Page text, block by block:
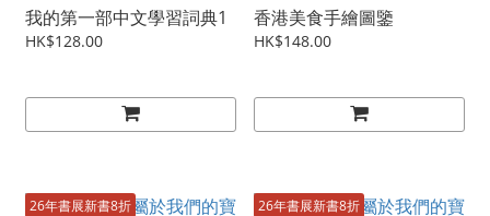
我的第一部中文學習詞典1
HK$128.00
香港美食手繪圖鑒
HK$148.00
26年書展新書8折 26年書展新書8折